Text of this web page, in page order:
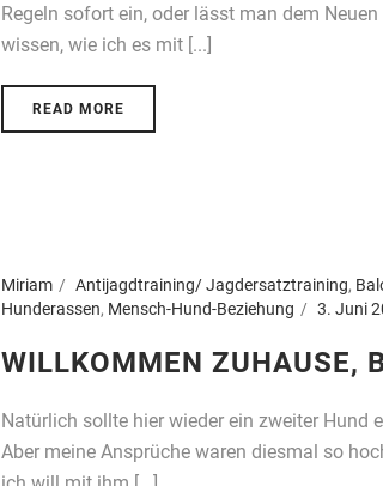
Regeln sofort ein, oder lässt man dem
wissen, wie ich es mit [...]
READ MORE
Miriam Antijagdtraining/ Jagdersatztraining,
Hunderassen, Mensch-Hund-Beziehung 3. Juni
WILLKOMMEN ZUHAUSE,
Natürlich sollte hier wieder ein zweiter Hund
Aber meine Ansprüche waren diesmal so